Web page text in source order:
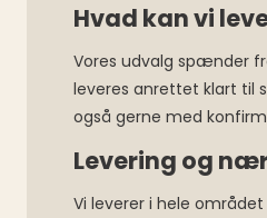
Hvad kan vi
Vores udvalg spænder
leveres anrettet klart til
også gerne med
Levering og
Vi leverer i hele